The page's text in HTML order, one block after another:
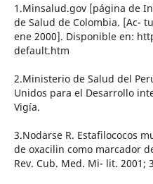
1.Minsalud.gov [página de
de Salud de Colombia. [Ac-
ene 2000]. Disponible en:
default.htm
2.Ministerio de Salud del
Unidos para el Desarrollo
Vigía.
3.Nodarse R. Estafilococos
de oxacilin como marcador
Rev. Cub. Med. Mi- lit. 2001;